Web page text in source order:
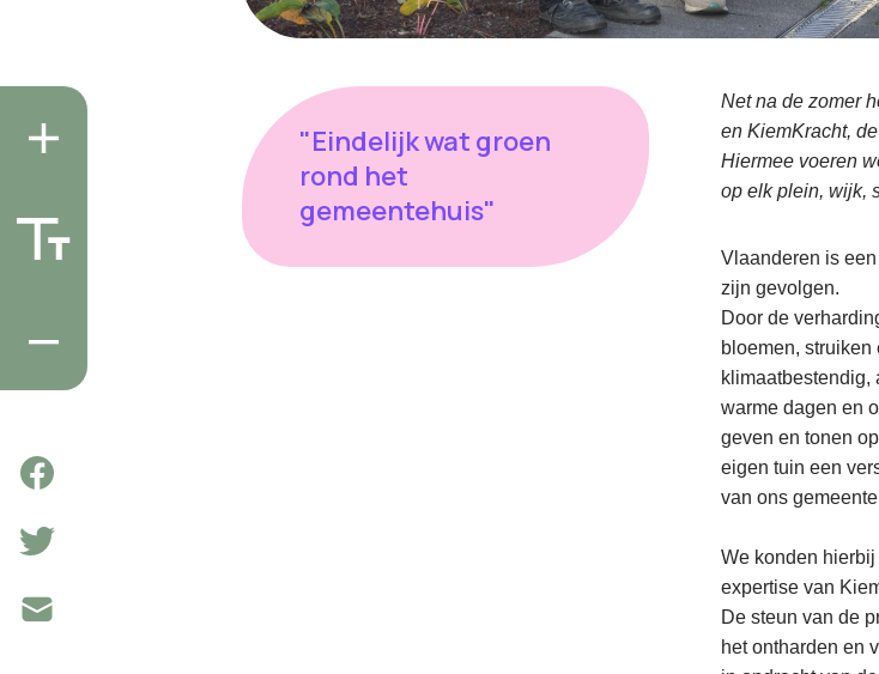
"Eindelijk wat groen
rond het
gemeentehuis"
Net na de zomer
en KiemKracht,
Hiermee voeren
op elk plein, wijk,
Vlaanderen is
zijn gevolgen.
Door de
bloemen,
klimaatbestendig,
warme dagen en
geven en tonen
eigen tuin een
van ons
We konden
expertise van
De steun van de
het ontharden en